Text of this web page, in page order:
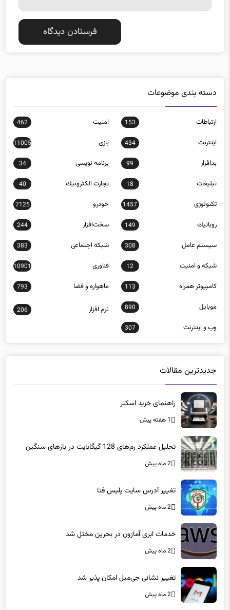
دسته بندی موضوعات
ارتباطات 153 امنيت 462
اينترنت 434 بازی 11005
بدافزار 99 برنامه نويسی 34
تبلیغات 18 تجارت الكترونيك 40
تکنولوژی 1457 خودرو 7125
روباتيك 149 سخت‌افزار 244
سيستم عامل 308 شبكه اجتماعی 383
شبكه و امنيت 12 فناوری 10901
كامپيوتر همراه 113 ماهواره و فضا 793
موبايل 890 نرم افزار 206
وب و اينترنت 307
جدیدترین مقالات
راهنمای خرید اسکنر
1 هفته پیش
تحلیل عملکرد رم‌های 128 گیگابایت در بارهای سنگین
2 ماه پیش
تغییر آدرس سایت پلیس فتا
2 ماه پیش
خدمات ابری آمازون در بحرین مختل شد
2 ماه پیش
تغییر نشانی جی‌میل امکان پذیر شد
2 ماه پیش